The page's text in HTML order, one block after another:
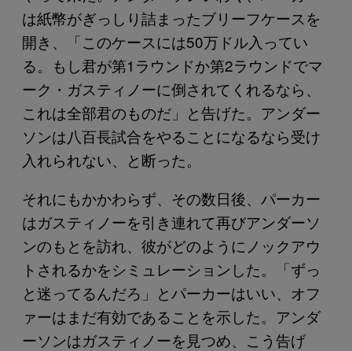
は紙幣がぎっしり詰まったブリーフケースを
開き、「このケースには50万ドル入ってい
る。もし君が第1ラウンドか第2ラウンドでマ
ーク・ガスティノーに倒されてくれるなら、
これは全部君のものだ」と告げた。アンダー
ソンは八百長試合をやることになるなら受け
入れられない、と断った。
それにもかかわらず、その数日後、パーカー
はガスティノーを引き連れて再びアンダーソ
ンのもとを訪れ、彼がどのようにノックアウ
トされるかをシミュレーションした。「ずっ
と迷ってるんだろ」とパーカーはいい、オフ
ァーはまだ有効であることを示した。アンダ
ーソンはガスティノーを見つめ、こう告げ